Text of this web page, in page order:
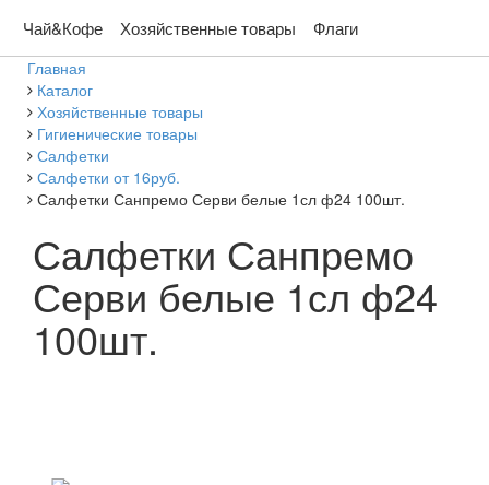
Чай&Кофе Хозяйственные товары Флаги
Главная
Каталог
Хозяйственные товары
Гигиенические товары
Салфетки
Салфетки от 16руб.
Салфетки Санпремо Серви белые 1сл ф24 100шт.
Салфетки Санпремо
Серви белые 1сл ф24
100шт.